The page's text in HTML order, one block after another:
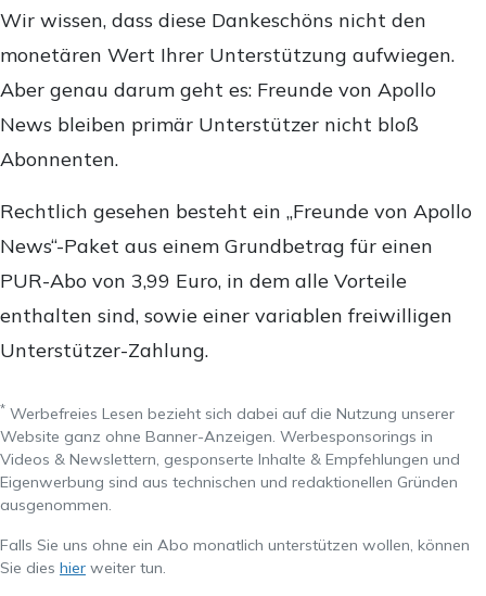
Wir wissen, dass diese Dankeschöns nicht den
monetären Wert Ihrer Unterstützung aufwiegen.
Aber genau darum geht es: Freunde von Apollo
News bleiben primär Unterstützer nicht bloß
Abonnenten.
Rechtlich gesehen besteht ein „Freunde von Apollo
News“-Paket aus einem Grundbetrag für einen
PUR-Abo von 3,99 Euro, in dem alle Vorteile
enthalten sind, sowie einer variablen freiwilligen
Unterstützer-Zahlung.
* Werbefreies Lesen bezieht sich dabei auf die Nutzung unserer
Website ganz ohne Banner-Anzeigen. Werbesponsorings in
Videos & Newslettern, gesponserte Inhalte & Empfehlungen und
Eigenwerbung sind aus technischen und redaktionellen Gründen
ausgenommen.
Falls Sie uns ohne ein Abo monatlich unterstützen wollen, können
Sie dies hier weiter tun.